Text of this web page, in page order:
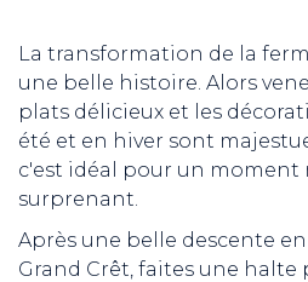
La transformation de la
une belle histoire. Alors
plats délicieux et les
été et en hiver sont
c'est idéal pour un moment
surprenant.
Après une belle descente
Grand Crêt, faites une halte